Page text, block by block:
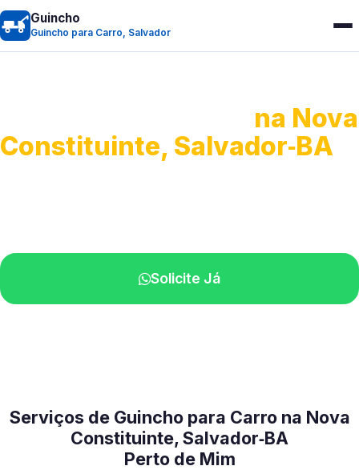
Guincho
Guincho para Carro, Salvador
na Nova
Constituinte, Salvador‑BA
Solicite Já
Serviços de Guincho para Carro na Nova
Constituinte, Salvador‑BA
Perto de Mim